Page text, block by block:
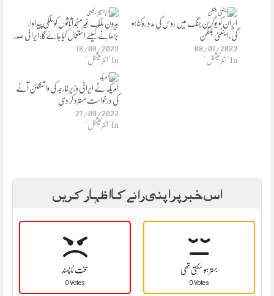
بیرون ملک غیرمنجمداثاثوں کو ملکی پیداوار
بڑھانے کیلئے استعمال کیا جائےگا:ایرانی صدر
18/08/2023
In "انٹرنیشنل"
ایران کو یوکرین جنگ میں روس کی مدد روکنا ہو
گی، اینٹنی بلنکن
08/01/2023
In "انٹرنیشنل"
امریکہ نے ایرانی وزیرخارجہ کی واشنگٹن آنے
کی درخواست مسترد کر دی
27/09/2023
In "انٹرنیشنل"
اس خبر پر اپنی رائے کا اظہار کریں
سخت نا پسند
0 Votes
بہتر ہو سکتی تھی
0 Votes